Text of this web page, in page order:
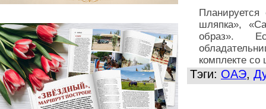
шляпка»,
образ».
комплекте со
Тэги: ОАЭ,